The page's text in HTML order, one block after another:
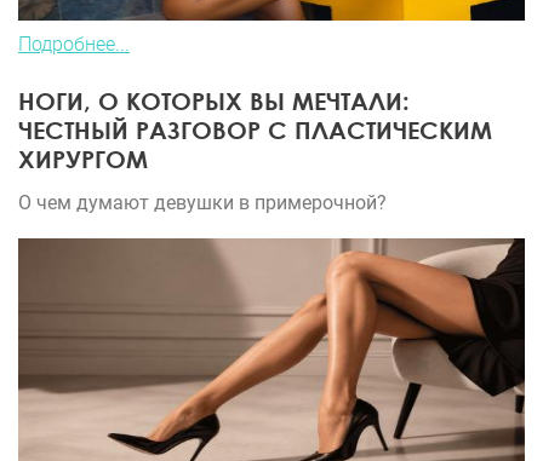
Подробнее...
НОГИ, О КОТОРЫХ ВЫ МЕЧТАЛИ:
ЧЕСТНЫЙ РАЗГОВОР С ПЛАСТИЧЕСКИМ
ХИРУРГОМ
О чем думают девушки в примерочной?